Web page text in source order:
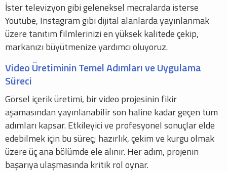
İster televizyon gibi geleneksel mecralarda isterse
Youtube, Instagram gibi dijital alanlarda yayınlanmak
üzere tanıtım filmlerinizi en yüksek kalitede çekip,
markanızı büyütmenize yardımcı oluyoruz.
Video Üretiminin Temel Adımları ve Uygulama
Süreci
Görsel içerik üretimi, bir video projesinin fikir
aşamasından yayınlanabilir son haline kadar geçen tüm
adımları kapsar. Etkileyici ve profesyonel sonuçlar elde
edebilmek için bu süreç; hazırlık, çekim ve kurgu olmak
üzere üç ana bölümde ele alınır. Her adım, projenin
başarıya ulaşmasında kritik rol oynar.